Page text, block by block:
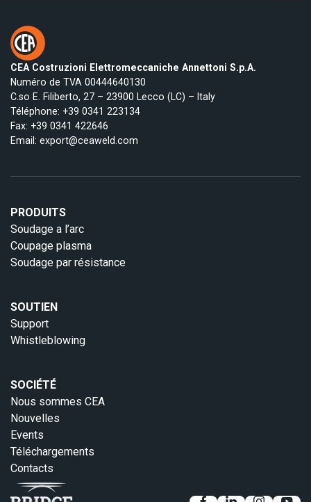
CEA Costruzioni Elettromeccaniche Annettoni S.p.A.
Numéro de TVA 00444640130
C.so E. Filiberto, 27 – 23900 Lecco (LC) – Italy
Téléphone: +39 0341 223134
Fax: +39 0341 422646
Email: export@ceaweld.com
PRODUITS
Soudage a l’arc
Coupage plasma
Soudage par résistance
SOUTIEN
Support
Whistleblowing
SOCIÉTÉ
Nous sommes CEA
Nouvelles
Events
Téléchargements
Contacts